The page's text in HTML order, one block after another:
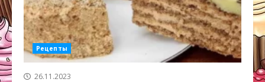
Рецепты
26.11.2023